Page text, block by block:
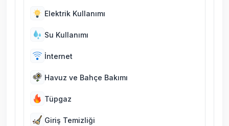
Elektrik Kullanımı
Su Kullanımı
İnternet
Havuz ve Bahçe Bakımı
Tüpgaz
Giriş Temizliği